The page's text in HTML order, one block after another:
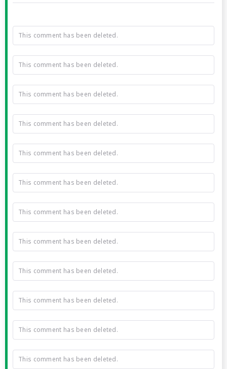
This comment has been deleted.
This comment has been deleted.
This comment has been deleted.
This comment has been deleted.
This comment has been deleted.
This comment has been deleted.
This comment has been deleted.
This comment has been deleted.
This comment has been deleted.
This comment has been deleted.
This comment has been deleted.
This comment has been deleted.